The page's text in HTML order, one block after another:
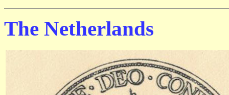
The Netherlands